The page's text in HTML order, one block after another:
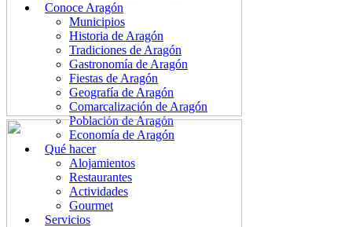
Conoce Aragón
Municipios
Historia de Aragón
Tradiciones de Aragón
Gastronomía de Aragón
Fiestas de Aragón
Geografía de Aragón
Comarcalización de Aragón
Población de Aragón
Economía de Aragón
Qué hacer
Alojamientos
Restaurantes
Actividades
Gourmet
Servicios